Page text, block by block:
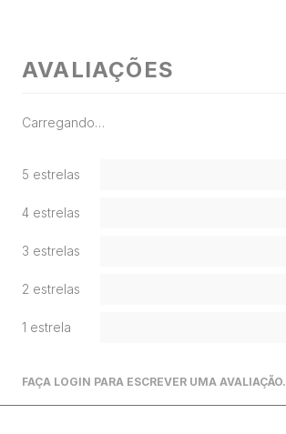
AVALIAÇÕES
Carregando…
5 estrelas
4 estrelas
3 estrelas
2 estrelas
1 estrela
FAÇA LOGIN PARA ESCREVER UMA AVALIAÇÃO.